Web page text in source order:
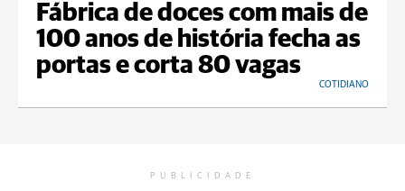
Fábrica de doces com mais de
100 anos de história fecha as
portas e corta 80 vagas
COTIDIANO
PUBLICIDADE